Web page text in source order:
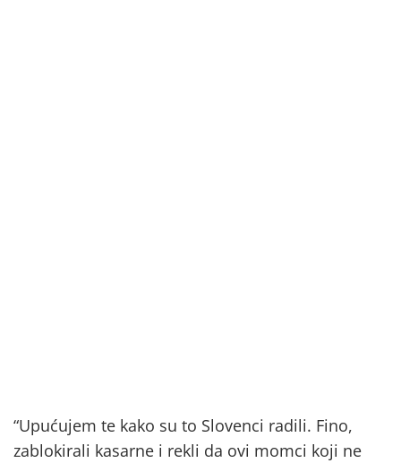
“Upućujem te kako su to Slovenci radili. Fino,
zablokirali kasarne i rekli da ovi momci koji ne